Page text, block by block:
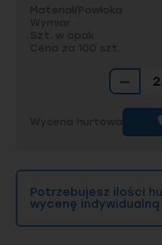
−
Potrzebujesz ilości
wycenę indywidualną